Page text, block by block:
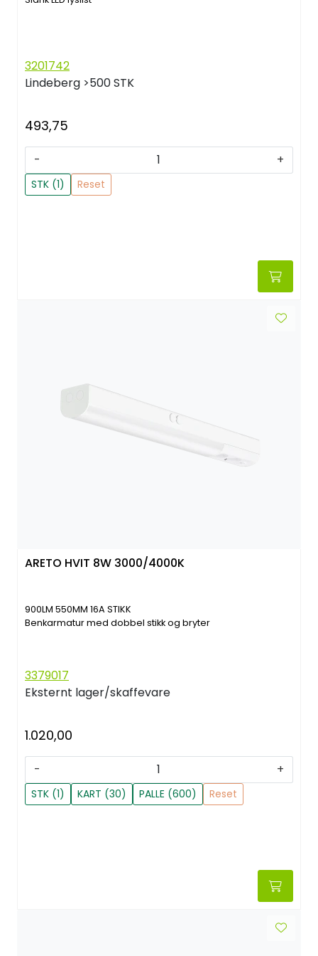
3201742
Lindeberg >500 STK
493,75
- +
STK (1) Reset
ARETO HVIT 8W 3000/4000K
900LM 550MM 16A STIKK
Benkarmatur med dobbel stikk og bryter
3379017
Eksternt lager/skaffevare
1.020,00
- +
STK (1) KART (30) PALLE (600) Reset